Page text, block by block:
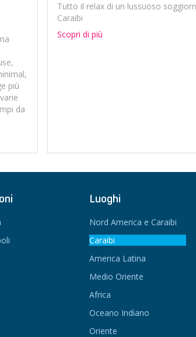
più
da
Tutto il relax di un lussuoso
Caraibi
Scopri di più
Luoghi
Nord America e Caraibi
Caraibi
America Latina
Medio Oriente
Africa
Oceano Indiano
Oriente